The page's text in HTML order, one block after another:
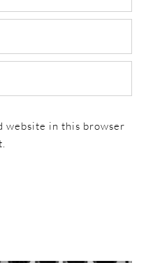
website in this browser